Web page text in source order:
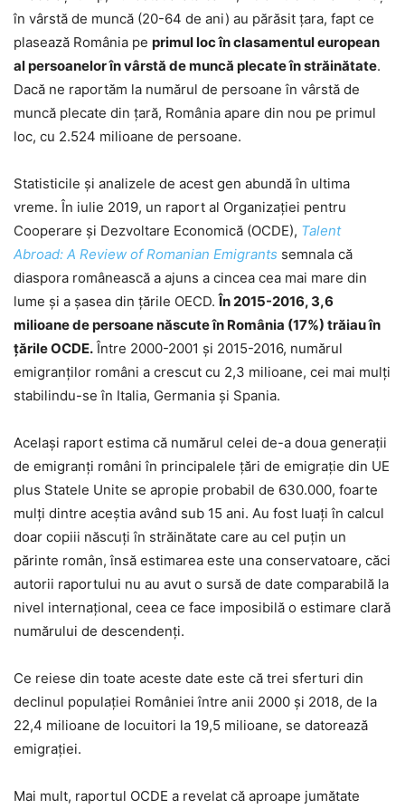
în vârstă de muncă (20-64 de ani) au părăsit țara, fapt ce
plasează România pe primul loc în clasamentul european
al persoanelor în vârstă de muncă plecate în străinătate.
Dacă ne raportăm la numărul de persoane în vârstă de
muncă plecate din țară, România apare din nou pe primul
loc, cu 2.524 milioane de persoane.
Statisticile și analizele de acest gen abundă în ultima
vreme. În iulie 2019, un raport al Organizaţiei pentru
Cooperare şi Dezvoltare Economică (OCDE), Talent
Abroad: A Review of Romanian Emigrants semnala că
diaspora românească a ajuns a cincea cea mai mare din
lume și a șasea din țările OECD.În 2015-2016, 3,6
milioane de persoane născute în România (17%) trăiau în
ţările OCDE. Între 2000-2001 şi 2015-2016, numărul
emigranţilor români a crescut cu 2,3 milioane, cei mai mulți
stabilindu-se în Italia, Germania și Spania.
Același raport estima că numărul celei de-a doua generaţii
de emigranţi români în principalele ţări de emigrație din UE
plus Statele Unite se apropie probabil de 630.000, foarte
mulți dintre aceștia având sub 15 ani. Au fost luați în calcul
doar copiii născuți în străinătate care au cel puțin un
părinte român, însă estimarea este una conservatoare, căci
autorii raportului nu au avut o sursă de date comparabilă la
nivel internațional, ceea ce face imposibilă o estimare clară
numărului de descendenți.
Ce reiese din toate aceste date este că trei sferturi din
declinul populaţiei României între anii 2000 şi 2018, de la
22,4 milioane de locuitori la 19,5 milioane, se datorează
emigrației.
Mai mult, raportul OCDE a revelat că aproape jumătate